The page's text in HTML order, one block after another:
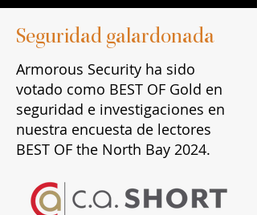
Seguridad galardonada
Armorous Security ha sido
votado como BEST OF Gold en
seguridad e investigaciones en
nuestra encuesta de lectores
BEST OF the North Bay 2024.